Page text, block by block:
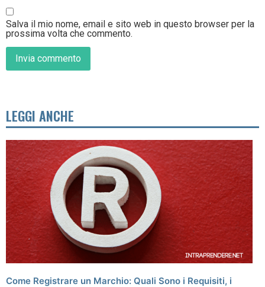
Salva il mio nome, email e sito web in questo browser per la
prossima volta che commento.
LEGGI ANCHE
Come Registrare un Marchio: Quali Sono i Requisiti, i